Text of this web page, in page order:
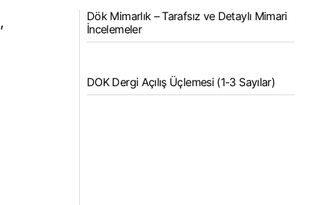
Dök Mimarlık – Tarafsız ve Detaylı Mimari
İncelemeler
DOK Dergi Açılış Üçlemesi (1-3 Sayılar)